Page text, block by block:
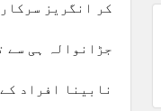
کر انگریز
جڑانوالہ ہی سے
نابینا افراد